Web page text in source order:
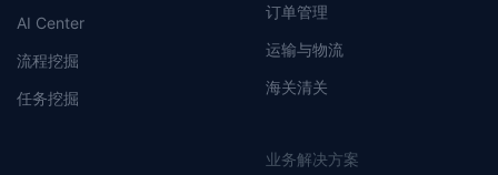
AI Center
流程挖掘
任务挖掘
订单管理
运输与物流
海关清关
业务解决方案